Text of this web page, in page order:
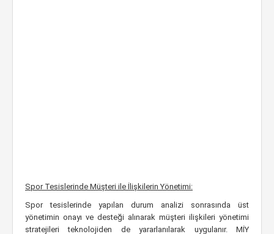
Spor Tesislerinde Müşteri ile İlişkilerin Yönetimi:
Spor tesislerinde yapılan durum analizi sonrasında üst
yönetimin onayı ve desteği alınarak müşteri ilişkileri yönetimi
stratejileri teknolojiden de yararlanılarak uygulanır. MİY